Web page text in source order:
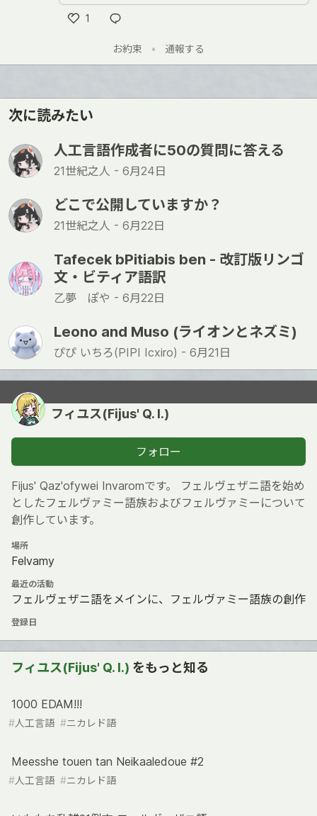
1
お約束
• 通報する
次に読みたい
人工言語作成者に50の質問に答える
21世紀之人 - 6月24日
どこで公開していますか？
21世紀之人 - 6月22日
Tafecek bPitiabis ben - 改訂版リンゴ
文・ビティア語訳
乙夢 ぽや - 6月22日
Leono and Muso (ライオンとネズミ)
ぴぴ いちろ(PIPI Icxiro) - 6月21日
フィユス(Fijus' Q. I.)
フォロー
Fijus' Qaz'ofywei Invaromです。 フェルヴェザニ語を始め
としたフェルヴァミー語族およびフェルヴァミーについて
創作しています。
場所
Felvamy
最近の活動
フェルヴェザニ語をメインに、フェルヴァミー語族の創作
登録日
フィユス(Fijus' Q. I.) をもっと知る
1000 EDAM!!!
#人工言語 #ニカレド語
Meesshe touen tan Neikaaledoue #2
#人工言語 #ニカレド語